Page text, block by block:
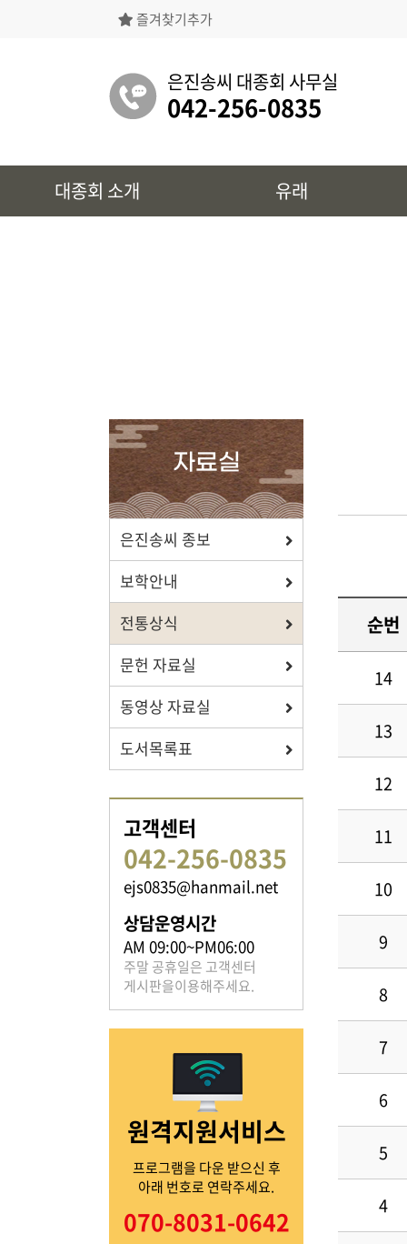
즐겨찾기추가
은진송씨 대종회 사무실
042-256-0835
대종회 소개 유래
유래
시조 및 보관유리, 선대묘역을
포상/장학
효행 정신과 숭조돈종의 사상이
투철한 장학생을 지원합니다.
자료실
보학, 전통상식, 도서관에서
족보 자료실
은진송씨의 족보를 확인하실 수 있습니다.
은진송씨의 전달 사항을
자료실
은진송씨 종보
보학안내
전통상식
문헌 자료실
동영상 자료실
도서목록표
고객센터
042-256-0835
ejs0835@hanmail.net
상담운영시간
AM 09:00~PM06:00
주말 공휴일은 고객센터
게시판을이용해주세요.
원격지원서비스
프로그램을 다운 받으신 후
아래 번호로 연락주세요.
070-8031-0642
순번
14
13
12
11
10
9
8
7
6
5
4